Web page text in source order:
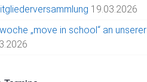
19.03.2026
„move in school“ an unserer